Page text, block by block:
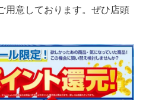
意しております。ぜひ店頭